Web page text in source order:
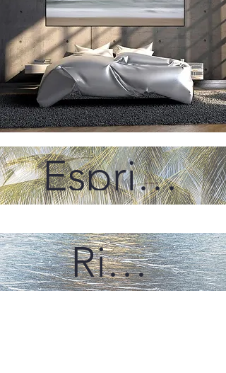
Esprit des bois
Rivages